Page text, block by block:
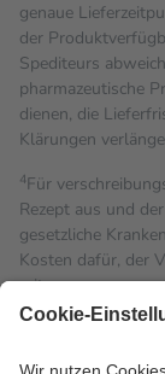
genaue
der
Spediteurs
pharmazeutische
dienen, die
Klärungen
4Für
Rezept aus und
gesetzliche
Kosten dafür, der
mit.
Grundsätzlich
höchstens zehn